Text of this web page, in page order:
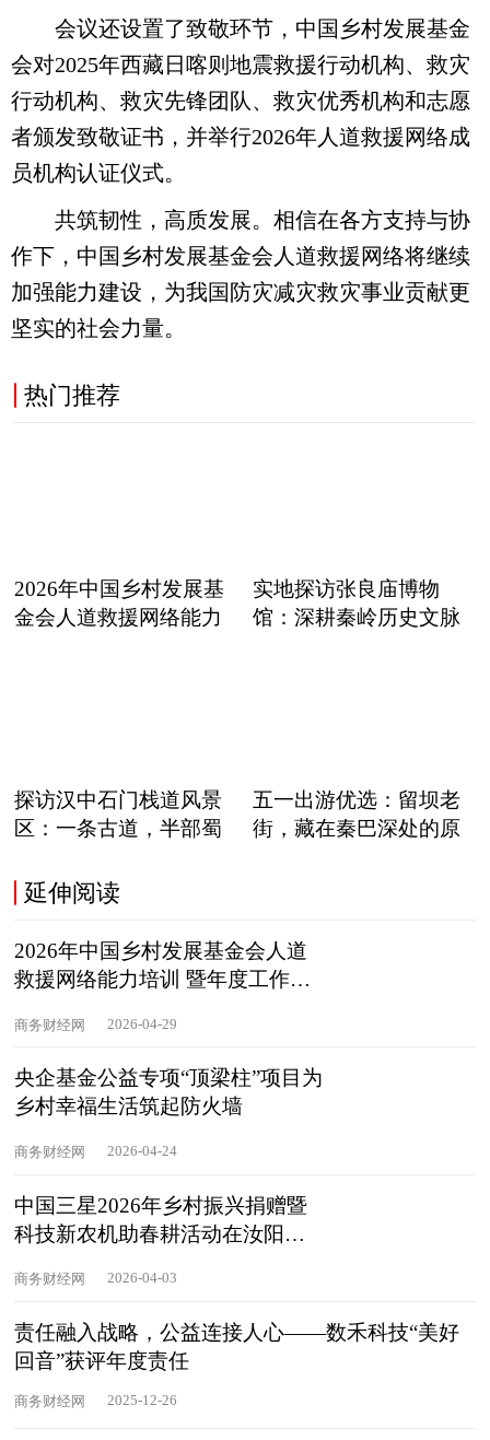
会议还设置了致敬环节，中国乡村发展基金
会对2025年西藏日喀则地震救援行动机构、救灾
行动机构、救灾先锋团队、救灾优秀机构和志愿
者颁发致敬证书，并举行2026年人道救援网络成
员机构认证仪式。
共筑韧性，高质发展。相信在各方支持与协
作下，中国乡村发展基金会人道救援网络将继续
加强能力建设，为我国防灾减灾救灾事业贡献更
坚实的社会力量。
热门推荐
2026年中国乡村发展基
金会人道救援网络能力
实地探访张良庙博物
馆：深耕秦岭历史文脉
探访汉中石门栈道风景
区：一条古道，半部蜀
五一出游优选：留坝老
街，藏在秦巴深处的原
延伸阅读
2026年中国乡村发展基金会人道
救援网络能力培训 暨年度工作会
商务财经网 2026-04-29
央企基金公益专项“顶梁柱”项目为
乡村幸福生活筑起防火墙
商务财经网 2026-04-24
中国三星2026年乡村振兴捐赠暨
科技新农机助春耕活动在汝阳举
商务财经网 2026-04-03
责任融入战略，公益连接人心——数禾科技“美好
回音”获评年度责任
商务财经网 2025-12-26